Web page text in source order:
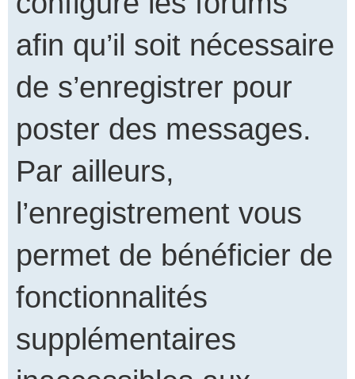
afin qu’il soit nécessaire
de s’enregistrer pour
poster des messages.
Par ailleurs,
l’enregistrement vous
permet de bénéficier de
fonctionnalités
supplémentaires